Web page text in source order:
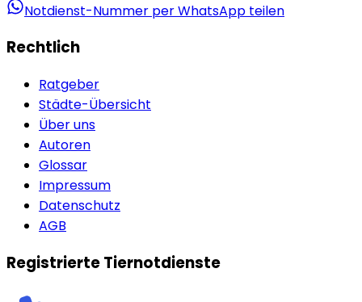
Notdienst-Nummer per WhatsApp teilen
Rechtlich
Ratgeber
Städte-Übersicht
Über uns
Autoren
Glossar
Impressum
Datenschutz
AGB
Registrierte Tiernotdienste